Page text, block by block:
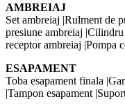
AMBREIAJ
Set ambreiaj |Rulment de
presiune ambreiaj
receptor ambreiaj |Pompa
ESAPAMENT
Toba esapament finala
|Tampon esapament